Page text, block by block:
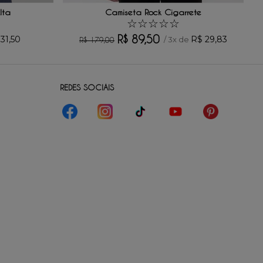
31 ,50
Camiseta Rock Cigarrete
☆☆☆☆☆
R$ 179,00 R$ 89,50 /3x de R$ 29,83
REDES SOCIAIS